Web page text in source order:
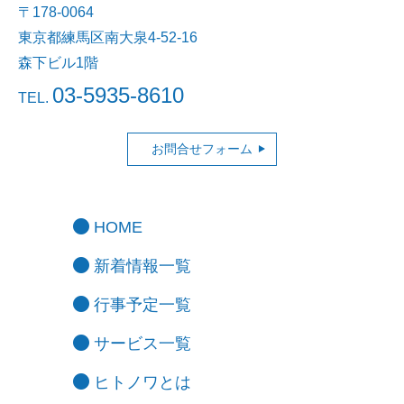
〒178-0064
東京都練馬区南大泉4-52-16
森下ビル1階
TEL. 03-5935-8610
お問合せフォーム
HOME
新着情報一覧
行事予定一覧
サービス一覧
ヒトノワとは